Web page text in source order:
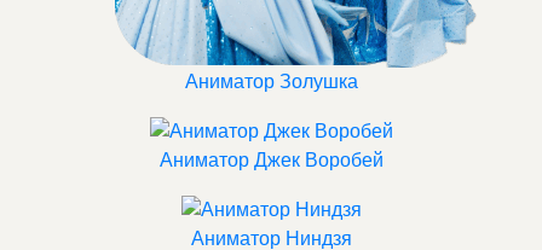
Аниматор Золушка
Аниматор Джек Воробей
Аниматор Ниндзя